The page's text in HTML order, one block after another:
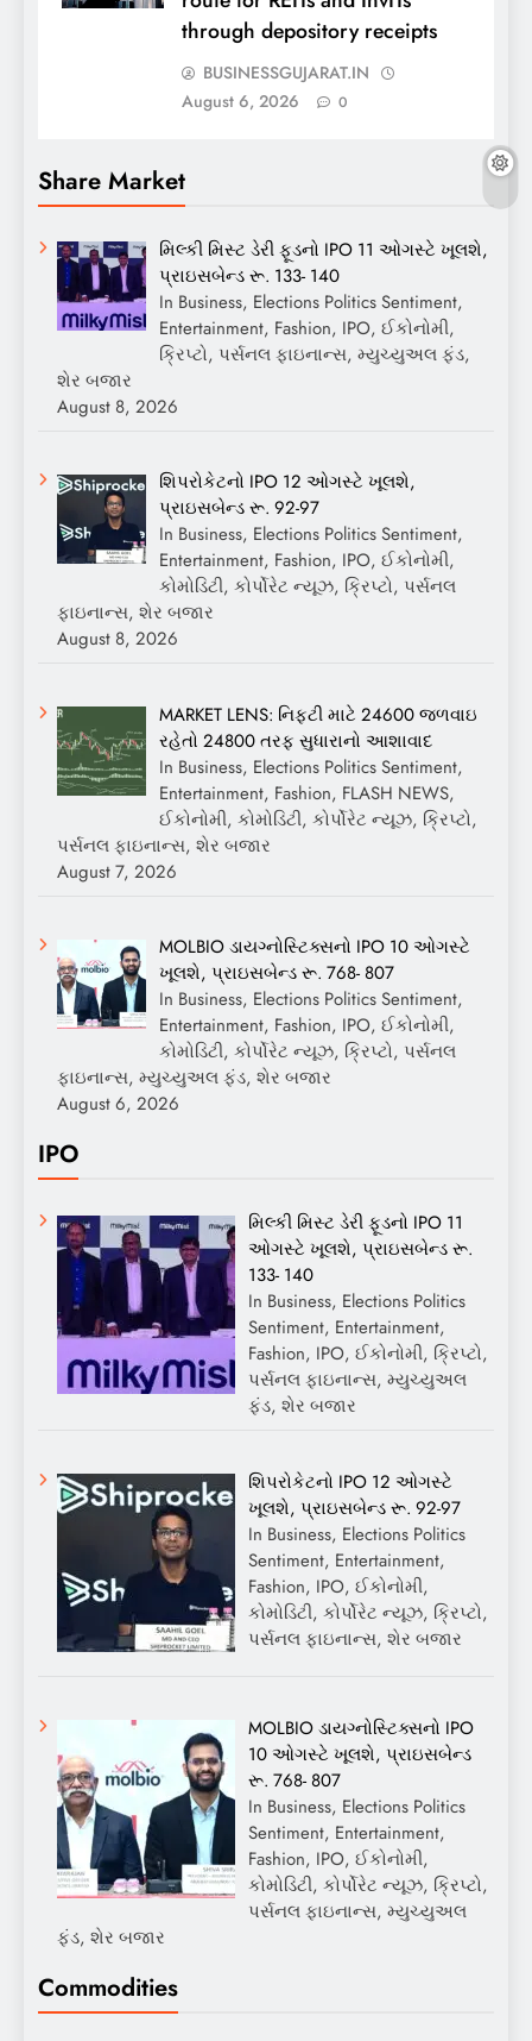
through depository receipts
BUSINESSGUJARAT.IN
August 6, 2026
0
Share Market
મિલ્કી મિસ્ટ ડેરી ફૂડનો IPO 11 ઓગસ્ટે ખૂલશે,
પ્રાઇસબેન્ડ રૂ. 133- 140
In Business, Elections Politics Sentiment,
Entertainment, Fashion, IPO, ઈકોનોમી,
ક્રિપ્ટો, પર્સનલ ફાઇનાન્સ, મ્યુચ્યુઅલ ફંડ,
શેર બજાર
August 8, 2026
શિપરોકેટનો IPO 12 ઓગસ્ટે ખૂલશે,
પ્રાઇસબેન્ડ રૂ. 92-97
In Business, Elections Politics Sentiment,
Entertainment, Fashion, IPO, ઈકોનોમી,
કોમોડિટી, કોર્પોરેટ ન્યૂઝ, ક્રિપ્ટો, પર્સનલ
ફાઇનાન્સ, શેર બજાર
August 8, 2026
MARKET LENS: નિફ્ટી માટે 24600 જળવાઇ
રહેતો 24800 તરફ સુધારાનો આશાવાદ
In Business, Elections Politics Sentiment,
Entertainment, Fashion, FLASH NEWS,
ઈકોનોમી, કોમોડિટી, કોર્પોરેટ ન્યૂઝ, ક્રિપ્ટો,
પર્સનલ ફાઇનાન્સ, શેર બજાર
August 7, 2026
MOLBIO ડાયગ્નોસ્ટિક્સનો IPO 10 ઓગસ્ટે
ખૂલશે, પ્રાઇસબેન્ડ રૂ. 768- 807
In Business, Elections Politics Sentiment,
Entertainment, Fashion, IPO, ઈકોનોમી,
કોમોડિટી, કોર્પોરેટ ન્યૂઝ, ક્રિપ્ટો, પર્સનલ
ફાઇનાન્સ, મ્યુચ્યુઅલ ફંડ, શેર બજાર
August 6, 2026
IPO
મિલ્કી મિસ્ટ ડેરી ફૂડનો IPO 11
ઓગસ્ટે ખૂલશે, પ્રાઇસબેન્ડ રૂ.
133- 140
In Business, Elections Politics
Sentiment, Entertainment,
Fashion, IPO, ઈકોનોમી, ક્રિપ્ટો,
પર્સનલ ફાઇનાન્સ, મ્યુચ્યુઅલ
ફંડ, શેર બજાર
શિપરોકેટનો IPO 12 ઓગસ્ટે
ખૂલશે, પ્રાઇસબેન્ડ રૂ. 92-97
In Business, Elections Politics
Sentiment, Entertainment,
Fashion, IPO, ઈકોનોમી,
કોમોડિટી, કોર્પોરેટ ન્યૂઝ, ક્રિપ્ટો,
પર્સનલ ફાઇનાન્સ, શેર બજાર
MOLBIO ડાયગ્નોસ્ટિક્સનો IPO
10 ઓગસ્ટે ખૂલશે, પ્રાઇસબેન્ડ
રૂ. 768- 807
In Business, Elections Politics
Sentiment, Entertainment,
Fashion, IPO, ઈકોનોમી,
કોમોડિટી, કોર્પોરેટ ન્યૂઝ, ક્રિપ્ટો,
પર્સનલ ફાઇનાન્સ, મ્યુચ્યુઅલ
ફંડ, શેર બજાર
Commodities